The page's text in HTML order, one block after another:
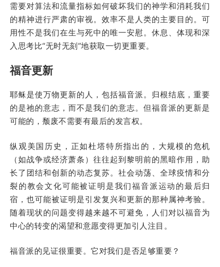
需要对算法和流量指标如何破坏我们的神学和消耗我们
的精神进行严肃的审视。效率不是人类的主要目的。可
用性不是我们在生与死中的唯一安慰。休息、体现和深
入思考比“无时无刻”地获取一切更重要。
福音更新
耶稣是使万物更新的人，包括福音派。归根结底，重要
的是祂的意志，而不是我们的意志。但福音派的更新是
可能的，颓废不需要有最后的发言权。
纵观美国历史，正如杜塔特所指出的，大规模的危机
（如战争或经济萧条）往往起到黎明前的黑暗作用，助
长了团结和创新的动态复苏。社会动荡、全球疫情和分
裂的教会文化可能被证明是我们福音派运动的最后归
宿，也可能被证明是引发复兴和更新的那种属神考验。
随着现状的问题变得越来越不可避免，人们对以福音为
中心的转变的渴望和意愿变得更加引人注目。
福音派的见证很重要。它对我们是否足够重要？